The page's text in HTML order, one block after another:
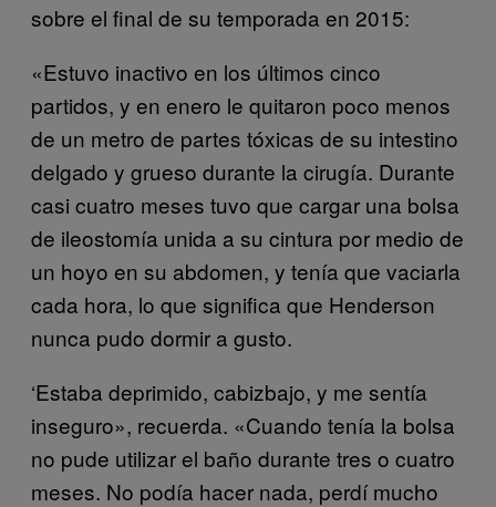
sobre el final de su temporada en 2015:
«Estuvo inactivo en los últimos cinco
partidos, y en enero le quitaron poco menos
de un metro de partes tóxicas de su intestino
delgado y grueso durante la cirugía. Durante
casi cuatro meses tuvo que cargar una bolsa
de ileostomía unida a su cintura por medio de
un hoyo en su abdomen, y tenía que vaciarla
cada hora, lo que significa que Henderson
nunca pudo dormir a gusto.
‘Estaba deprimido, cabizbajo, y me sentía
inseguro», recuerda. «Cuando tenía la bolsa
no pude utilizar el baño durante tres o cuatro
meses. No podía hacer nada, perdí mucho